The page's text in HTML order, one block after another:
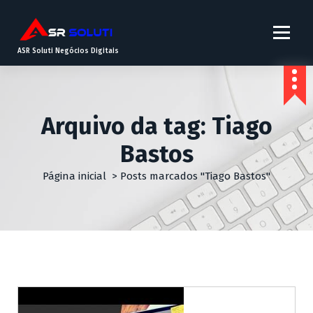
ASR Soluti Negócios Digitais
Arquivo da tag: Tiago
Bastos
Página inicial > Posts marcados "Tiago Bastos"